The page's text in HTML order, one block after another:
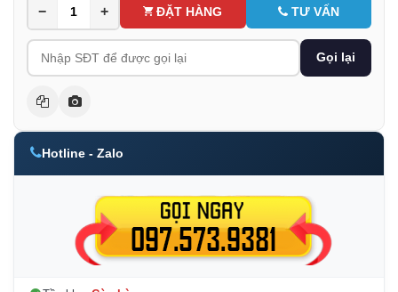
− + ĐẶT HÀNG TƯ VẤN
Gọi lại
Hotline - Zalo